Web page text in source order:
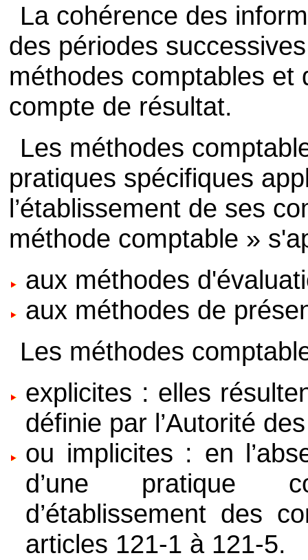
La cohérence des
des périodes
méthodes comptables et
compte de résultat.
Les méthodes
pratiques spécifiques
l’établissement de ses
méthode comptable »
aux méthodes
aux méthodes de
Les méthodes
explicites : elles
définie par l’Autorité
ou implicites : en
d’une pratique
d’établissement des
articles 121-1 à 121-5.